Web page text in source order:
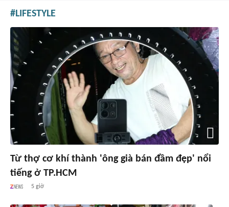
LIFESTYLE
Từ thợ cơ khí thành 'ông già bán đầm đẹp' nổi
tiếng ở TP.HCM
5 giờ